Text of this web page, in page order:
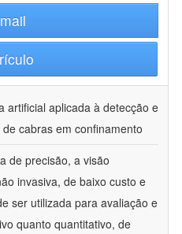
artificial aplicada à detecção e
cabras em confinamento
de precisão, a visão
invasiva, de baixo custo e
ser utilizada para avaliação e
quanto quantitativo, de